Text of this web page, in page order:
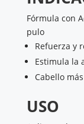
​Fórmula con
pulo
Refuerza y
Estimula la
Cabello
USO